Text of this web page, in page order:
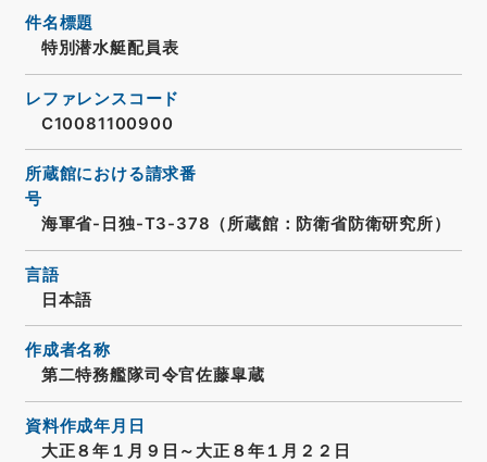
件名標題
特別潜水艇配員表
レファレンスコード
C10081100900
所蔵館における請求番
号
海軍省-日独-T3-378（所蔵館：防衛省防衛研究所）
言語
日本語
作成者名称
第二特務艦隊司令官佐藤皐蔵
資料作成年月日
大正８年１月９日～大正８年１月２２日